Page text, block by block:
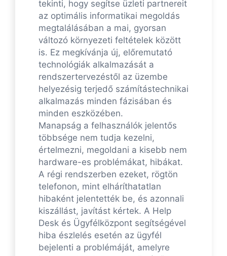
tekinti, hogy segítse üzleti partnereit
az optimális informatikai megoldás
megtalálásában a mai, gyorsan
változó környezeti feltételek között
is. Ez megkívánja új, előremutató
technológiák alkalmazását a
rendszertervezéstől az üzembe
helyezésig terjedő számítástechnikai
alkalmazás minden fázisában és
minden eszközében.
Manapság a felhasználók jelentős
többsége nem tudja kezelni,
értelmezni, megoldani a kisebb nem
hardware-es problémákat, hibákat.
A régi rendszerben ezeket, rögtön
telefonon, mint elháríthatatlan
hibaként jelentették be, és azonnali
kiszállást, javítást kértek. A Help
Desk és Ügyfélközpont segítségével
hiba észlelés esetén az ügyfél
bejelenti a problémáját, amelyre